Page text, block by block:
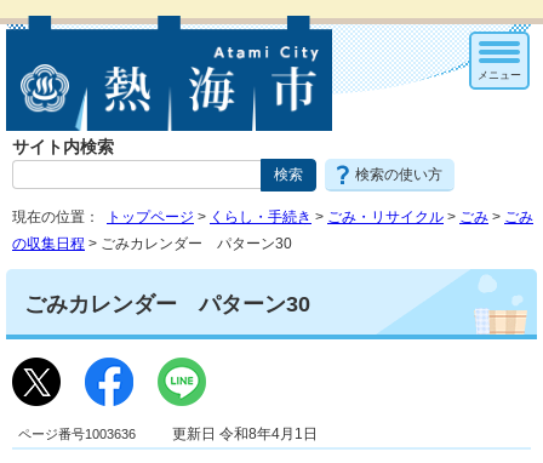
サイト内検索
検索の使い方
メニュー
現在の位置： トップページ > くらし・手続き > ごみ・リサイクル > ごみ > ごみ
の収集日程 > ごみカレンダー パターン30
ごみカレンダー パターン30
ページ番号1003636 更新日 令和8年4月1日